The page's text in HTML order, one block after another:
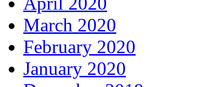
March 2020
February 2020
January 2020